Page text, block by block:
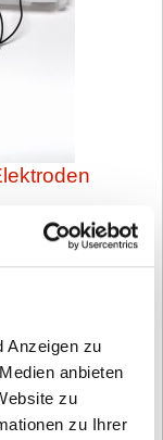
Anzeigen zu
anbieten
zu
zu Ihrer